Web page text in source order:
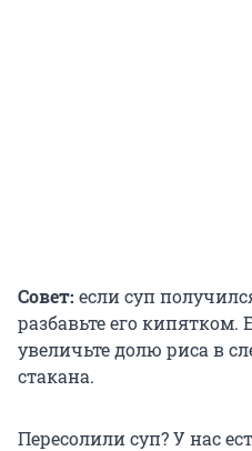
Совет: если суп
разбавьте его
увеличьте долю риса в
стакана.
Пересолили суп? У нас